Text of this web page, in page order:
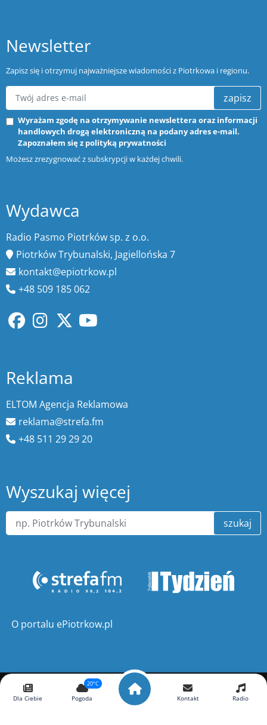
Newsletter
Zapisz się i otrzymuj najważniejsze wiadomości z Piotrkowa i regionu.
zapisz
Wyrażam zgodę na otrzymywanie newslettera oraz informacji
handlowych drogą elektroniczną na podany adres e-mail.
Zapoznałem się z polityką prywatności
Możesz zrezygnować z subskrypcji w każdej chwili.
Wydawca
Radio Pasmo Piotrków sp. z o.o.
Piotrków Trybunalski, Jagiellońska 7
kontakt@epiotrkow.pl
+48 509 185 062
Reklama
ELTOM Agencja Reklamowa
reklama@strefa.fm
+48 511 29 29 20
Wyszukaj więcej
szukaj
O portalu ePiotrkow.pl
Copyright © ePiotrkow.pl . Wszelkie prawa zastrzeżone.
Dla Ciebie
20°C
Pogoda Kontakt Radio